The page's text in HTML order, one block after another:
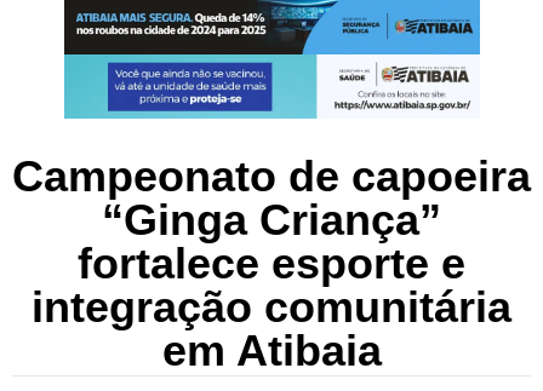
Campeonato de capoeira
“Ginga Criança”
fortalece esporte e
integração comunitária
em Atibaia